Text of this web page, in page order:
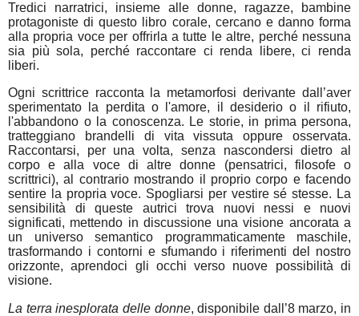
Tredici narratrici, insieme alle donne, ragazze, bambine
protagoniste di questo libro corale, cercano e danno forma
alla propria voce per offrirla a tutte le altre, perché nessuna
sia più sola, perché raccontare ci renda libere, ci renda
liberi.
Ogni scrittrice racconta la metamorfosi derivante dall’aver
sperimentato la perdita o l'amore, il desiderio o il rifiuto,
l'abbandono o la conoscenza. Le storie, in prima persona,
tratteggiano brandelli di vita vissuta oppure osservata.
Raccontarsi, per una volta, senza nascondersi dietro al
corpo e alla voce di altre donne (pensatrici, filosofe o
scrittrici), al contrario mostrando il proprio corpo e facendo
sentire la propria voce. Spogliarsi per vestire sé stesse. La
sensibilità di queste autrici trova nuovi nessi e nuovi
significati, mettendo in discussione una visione ancorata a
un universo semantico programmaticamente maschile,
trasformando i contorni e sfumando i riferimenti del nostro
orizzonte, aprendoci gli occhi verso nuove possibilità di
visione.
La terra inesplorata delle donne, disponibile dall’8 marzo, in